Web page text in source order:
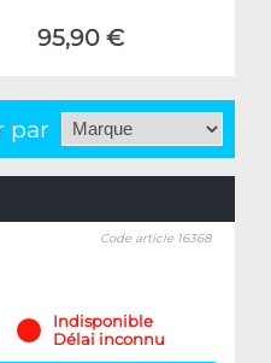
95,90 €
par
Code article 16368
Indisponible
Délai inconnu